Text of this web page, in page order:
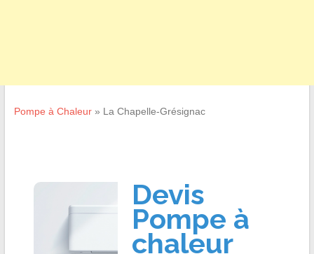
Pompe à Chaleur» La Chapelle-Grésignac